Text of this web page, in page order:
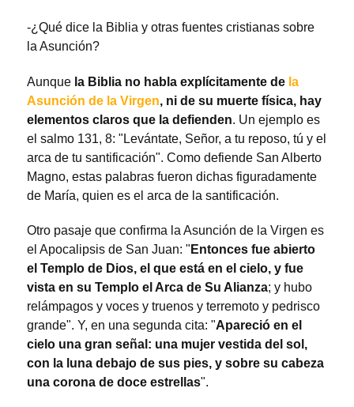
-¿Qué dice la Biblia y otras fuentes cristianas sobre
la Asunción?
Aunque la Biblia no habla explícitamente de la
Asunción de la Virgen, ni de su muerte física, hay
elementos claros que la defienden. Un ejemplo es
el salmo 131, 8: "Levántate, Señor, a tu reposo, tú y el
arca de tu santificación". Como defiende San Alberto
Magno, estas palabras fueron dichas figuradamente
de María, quien es el arca de la santificación.
Otro pasaje que confirma la Asunción de la Virgen es
el Apocalipsis de San Juan: " Entonces fue abierto
el Templo de Dios, el que está en el cielo, y fue
vista en su Templo el Arca de Su Alianza; y hubo
relámpagos y voces y truenos y terremoto y pedrisco
grande". Y, en una segunda cita: "Apareció en el
cielo una gran señal: una mujer vestida del sol,
con la luna debajo de sus pies, y sobre su cabeza
una corona de doce estrellas".